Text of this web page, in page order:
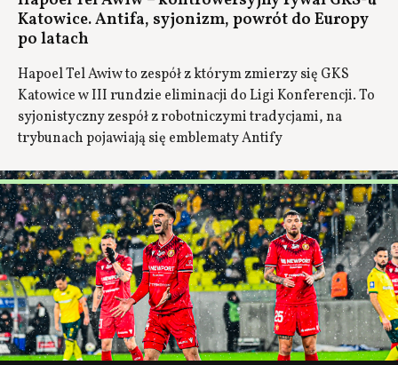
Katowice. Antifa, syjonizm, powrót do Europy
po latach
Hapoel Tel Awiw to zespół z którym zmierzy się GKS
Katowice w III rundzie eliminacji do Ligi Konferencji. To
syjonistyczny zespół z robotniczymi tradycjami, na
trybunach pojawiają się emblematy Antify